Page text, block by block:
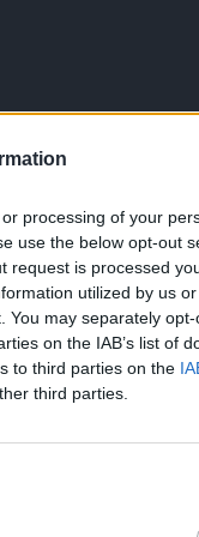
processing of your
use the below opt-out
request is processed
utilized by us
You may separately
on the IAB’s list of
to third parties on the
third parties.
Ήταν η
η Ελπίδα».
αποκλειστικά
άλλο από τις
μαζί της: